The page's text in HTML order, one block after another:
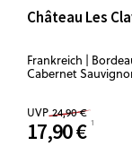
Château Les
Frankreich |
Cabernet
UVP 24,90 €
17,90 €